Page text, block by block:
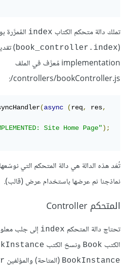
تملك دالة متحكم الكتاب index المُمرَّرة
(
book_controller.index
implementation مُعرَّف في الملف
‎/controllers/bookController.js:
(async (req, res,
Site Home Page");
تُعَد هذه الدالة هي دالة المتحكم التي
نماذجنا ثم عرضها باستخدام عرض (قالب).
المتحكم Controller
تحتاج دالة المتحكم index إلى جلب
الكتب Book ونسخ الكتب
BookInstance (المتاحة) والمؤلفين